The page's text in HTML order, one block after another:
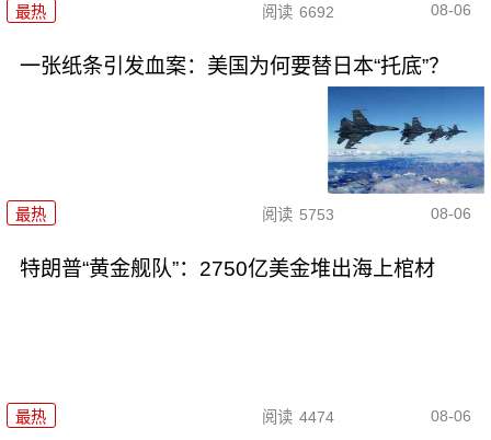
最热 阅读 6692 08-06
一张纸条引发血案：美国为何要替日本“托底”？
最热 阅读 5753 08-06
特朗普“黄金舰队”：2750亿美金堆出海上棺材
最热 阅读 4474 08-06